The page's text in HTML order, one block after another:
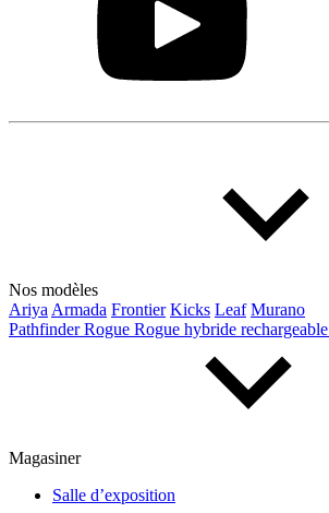
Nos modèles
Ariya Armada Frontier Kicks Leaf Murano
PathfinderRogue Rogue hybride rechargeable
Magasiner
Salle d’exposition